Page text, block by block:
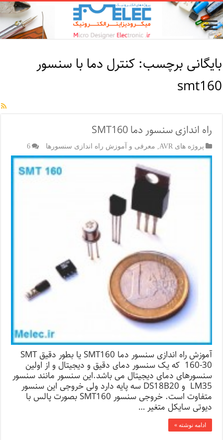
بایگانی برچسب:كنترل دما با سنسور
smt160
راه اندازی سنسور دما SMT160
پروژه های AVR معرفی و آموزش راه اندازی سنسورها 6
آموزش راه اندازی سنسور دما SMT160 یا بطور دقیق SMT
160-30 که یک سنسور دمای دقیق و دیجیتال و از اولین
سنسورهای دمای دیجیتال می باشد.این سنسور مانند سنسور
LM35 و DS18B20 سه پایه دارد ولی خروجی این سنسور
متفاوت است. خروجی سنسور SMT160 بصورت پالس با
دیوتی سایکل متغیر …
ادامه نوشته »